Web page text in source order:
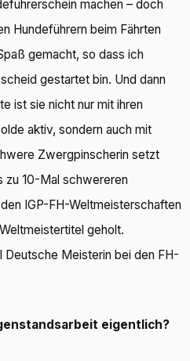
machen – doch
Hundeführern beim Fährten
gemacht, so dass ich
gestartet bin. Und dann
ist sie nicht nur mit ihren
aktiv, sondern auch mit
Zwergpinscherin setzt
zu 10-Mal schwereren
IGP-FH-Weltmeisterschaften
geholt.
Meisterin bei den FH-
eigentlich?